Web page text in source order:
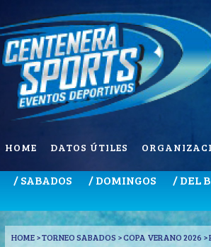
HOME DATOS ÚTILES
/ SABADOS / DOMINGOS / DEL
HOME> TORNEO SABADOS > COPA VERANO 2026 >